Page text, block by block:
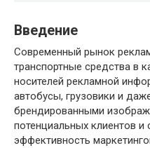
Введение
Современный рынок
транспортные средства в
носителей рекламной
автобусы, грузовики и
брендированными
потенциальных клиентов
эффективность